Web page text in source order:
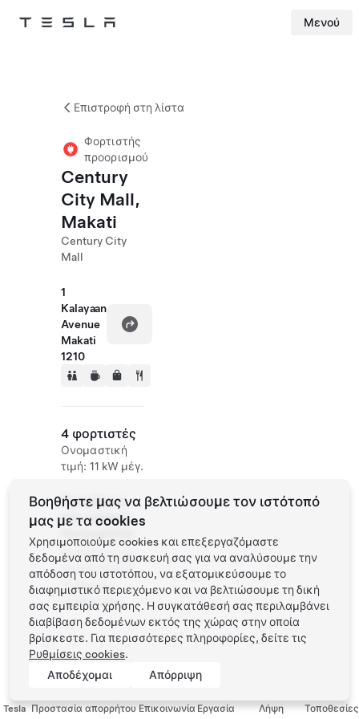
Tesla Μενού
Επιστροφή στη λίστα
Φορτιστής
προορισμού
Century
City Mall,
Makati
Century City
Mall
1
Kalayaan
Avenue
Makati
1210
4 φορτιστές
Ονομαστική
τιμή: 11 kW μέγ.
Πρόσβαση
και ωράριο
λειτουργίας
Διαθέσιμο για
το κοινό 24/7.
Αυτόματη
στάθμευση
Tesla Προστασία απορρήτου Επικοινωνία Εργασία Λήψη Τοποθεσίες
Βοηθήστε μας να βελτιώσουμε τον ιστότοπό
μας με τα cookies
Χρησιμοποιούμε cookies και επεξεργαζόμαστε
δεδομένα από τη συσκευή σας για να αναλύσουμε την
απόδοση του ιστοτόπου, να εξατομικεύσουμε το
διαφημιστικό περιεχόμενο και να βελτιώσουμε τη δική
σας εμπειρία χρήσης. Η συγκατάθεσή σας περιλαμβάνει
διαβίβαση δεδομένων εκτός της χώρας στην οποία
βρίσκεστε. Για περισσότερες πληροφορίες, δείτε τις
Ρυθμίσεις cookies.
Αποδέχομαι
Απόρριψη